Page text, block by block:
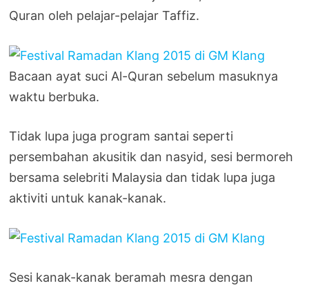
Quran oleh pelajar-pelajar Taffiz.
Bacaan ayat suci Al-Quran sebelum masuknya
waktu berbuka.
Tidak lupa juga program santai seperti
persembahan akusitik dan nasyid, sesi bermoreh
bersama selebriti Malaysia dan tidak lupa juga
aktiviti untuk kanak-kanak.
Sesi kanak-kanak beramah mesra dengan